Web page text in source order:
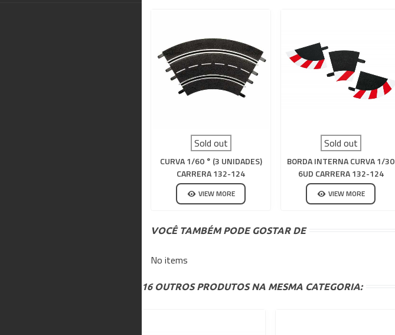
Sold out
CURVA 1/60 ° (3 UNIDADES)
CARRERA 132-124
VIEW MORE
Sold out
BORDA INTERNA CURVA 1/30
6UD CARRERA 132-124
VIEW MORE
VOCÊ TAMBÉM PODE GOSTAR DE
No items
16 OUTROS PRODUTOS NA MESMA CATEGORIA: